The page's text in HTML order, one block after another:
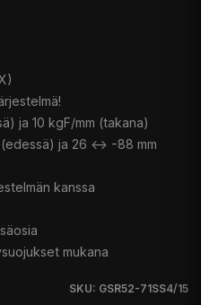
ja 10 kgF/mm (takana)
ja 26 <-> -88 mm
kanssa
mukana
SKU: GSR52-71SS4/15